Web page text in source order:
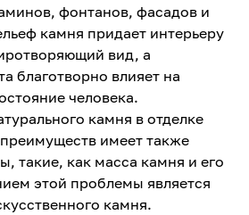
фонтанов, фасадов и
камня придает интерьеру
вид, а
благотворно влияет на
человека.
камня в отделке
имеет также
такие, как масса камня и его
этой проблемы является
камня.